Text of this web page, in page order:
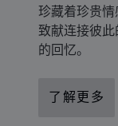
珍藏着珍贵情
致献连接彼
的回忆。
了解更多